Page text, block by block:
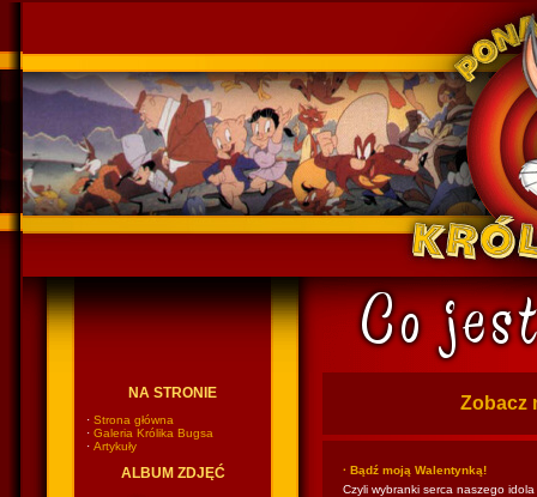
NA STRONIE
· Strona główna
· Galeria Królika Bugsa
· Artykuły
ALBUM ZDJĘĆ
Zobacz
· Bądź moją Walentynką!
Czyli wybranki serca naszego idola